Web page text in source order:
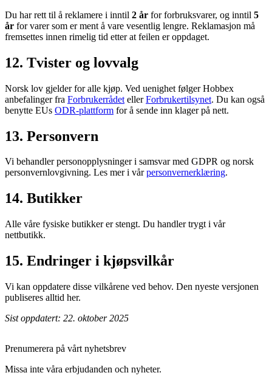
Du har rett til å reklamere i inntil 2 år for forbruksvarer, og inntil 5
år for varer som er ment å vare vesentlig lengre. Reklamasjon må
fremsettes innen rimelig tid etter at feilen er oppdaget.
12. Tvister og lovvalg
Norsk lov gjelder for alle kjøp. Ved uenighet følger Hobbex
anbefalinger fra Forbrukerrådet ellerForbrukertilsynet. Du kan også
benytte EUs ODR-plattform for å sende inn klager på nett.
13. Personvern
Vi behandler personopplysninger i samsvar med GDPR og norsk
personvernlovgivning. Les mer i vårpersonvernerklæring.
14. Butikker
Alle våre fysiske butikker er stengt. Du handler trygt i vår
nettbutikk.
15. Endringer i kjøpsvilkår
Vi kan oppdatere disse vilkårene ved behov. Den nyeste versjonen
publiseres alltid her.
Sist oppdatert: 22. oktober 2025
Prenumerera på vårt nyhetsbrev
Missa inte våra erbjudanden och nyheter.